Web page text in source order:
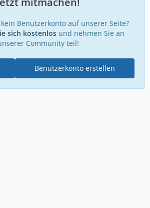
Benutzerkonto auf unserer Seite?
sich kostenlosund nehmen Sie an
Community teil!
Benutzerkonto erstellen